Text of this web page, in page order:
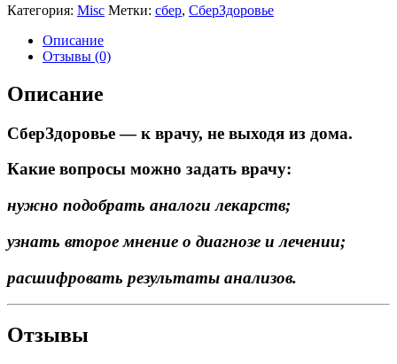
Категория: Misc Метки: сбер, СберЗдоровье
Описание
Отзывы (0)
Описание
СберЗдоровье — к врачу, не выходя из дома.
Какие вопросы можно задать врачу:
нужно подобрать аналоги лекарств;
узнать второе мнение о диагнозе и лечении;
расшифровать результаты анализов.
Отзывы